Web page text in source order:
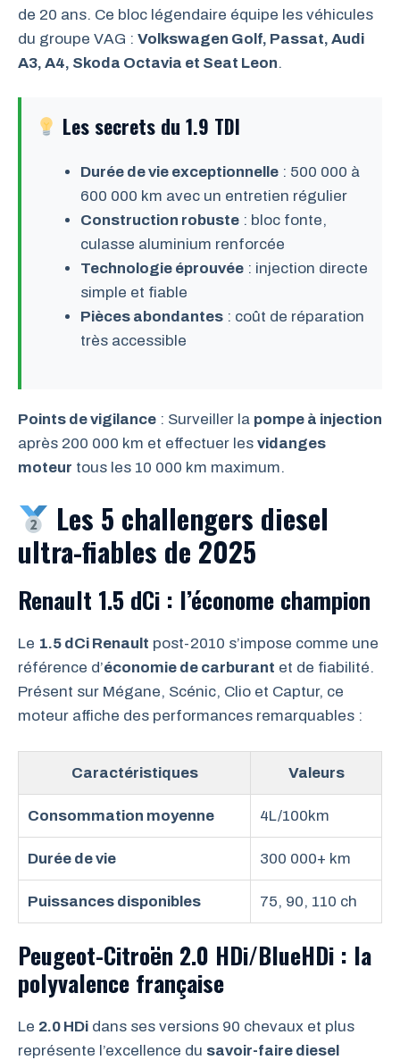
de 20 ans. Ce bloc légendaire équipe les véhicules
du groupe VAG : Volkswagen Golf, Passat, Audi
A3, A4, Skoda Octavia et Seat Leon.
Les secrets du 1.9 TDI
Durée de vie exceptionnelle : 500 000 à
600 000 km avec un entretien régulier
Construction robuste : bloc fonte,
culasse aluminium renforcée
Technologie éprouvée : injection directe
simple et fiable
Pièces abondantes : coût de réparation
très accessible
Points de vigilance : Surveiller la pompe à injection
après 200 000 km et effectuer les vidanges
moteur tous les 10 000 km maximum.
Les 5 challengers diesel
ultra-fiables de 2025
Renault 1.5 dCi : l’économe champion
Le 1.5 dCi Renault post-2010 s’impose comme une
référence d’économie de carburant et de fiabilité.
Présent sur Mégane, Scénic, Clio et Captur, ce
moteur affiche des performances remarquables :
Caractéristiques Valeurs
Consommation moyenne 4L/100km
Durée de vie 300 000+ km
Puissances disponibles 75, 90, 110 ch
Peugeot-Citroën 2.0 HDi/BlueHDi : la
polyvalence française
Le 2.0 HDi dans ses versions 90 chevaux et plus
représente l’excellence du savoir-faire diesel